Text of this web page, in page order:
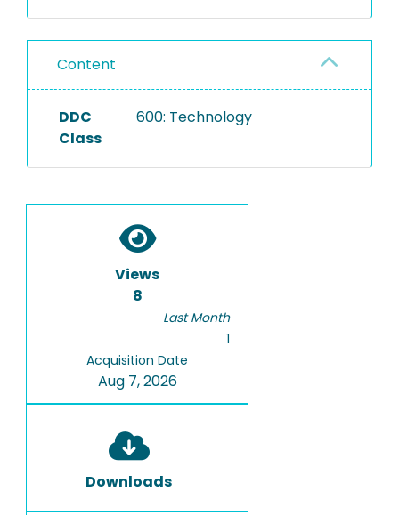
Content
DDC
Class
600: Technology
Views
8
Last Month
1
Acquisition Date
Aug 7, 2026
Downloads